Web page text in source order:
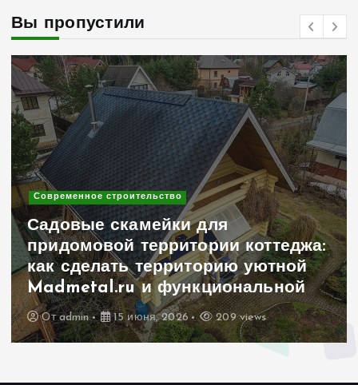
Вы пропустили
Современное строительство
Садовые скамейки для
придомовой территории коттеджа:
как сделать территорию уютной
Madmetal.ru и функциональной
Отadmin 15 июня, 2026 209 views